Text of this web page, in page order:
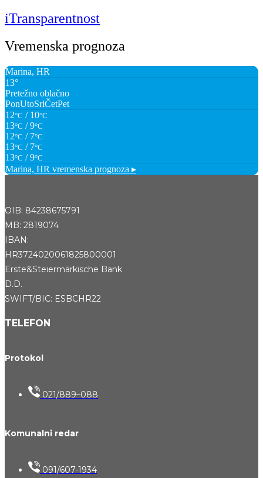
iTransparentnost
Vremenska prognoza
Marina, HR
13°
Pretežno oblačno
PonUtoSriČetPet
12°C / 10°C
13°C / 9°C
12°C / 7°C
13°C / 7°C
13°C / 9°C
Marina, HR vremenska prognoza ▸
OIB: 84238675791
MB: 2819074
IBAN:
HR3724020061825800001
Erste&Steiermärkische Bank
D.D.
SWIFT/BIC: ESBCHR22
TELEFON
Protokol
021/889–088
Komunalni redar
091/607-1934